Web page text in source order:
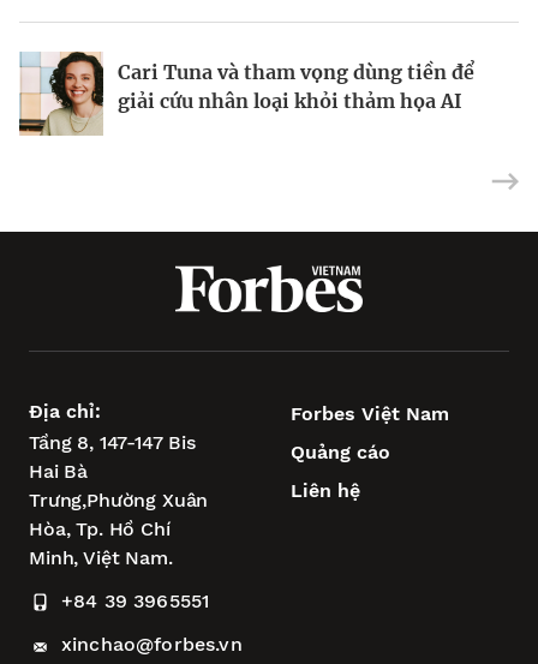
Cari Tuna và tham vọng dùng tiền để
giải cứu nhân loại khỏi thảm họa AI
Tỷ phú Ấn Độ làm giàu nhờ bán trang
sức cưới
Ông trùm xây dựng, khai khoáng
Philippines đối mặt bài toán bê tông
Địa chỉ:
Tầng 8, 147-147 Bis
Hai Bà
Trưng,Phường Xuân
Hòa,Tp. Hồ Chí
Minh, Việt Nam.
+84 39 3965551
xinchao@forbes.vn
Forbes Việt Nam
Quảng cáo
Liên hệ